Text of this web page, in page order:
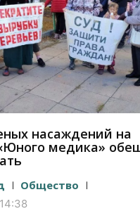
насаждений на
медика»
Общество